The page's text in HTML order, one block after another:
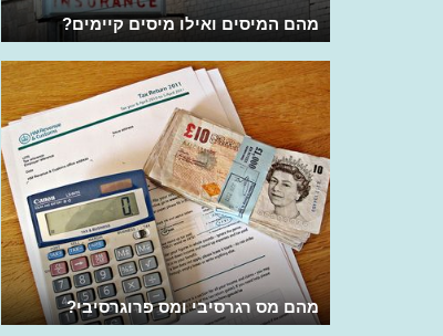
מהם המיסים ואילו מיסים קיימים?
מהם מס רגרסיבי ומס פרוגרסיבי?